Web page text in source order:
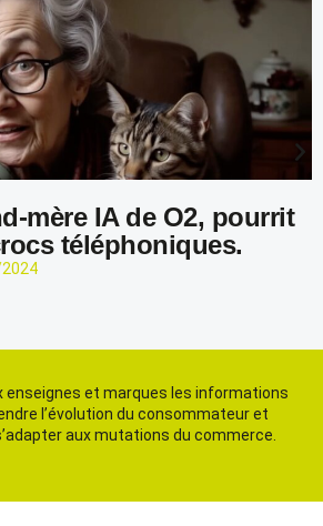
mère IA de O2, pourrit
téléphoniques.
enseignes et marques les informations
l’évolution du consommateur et
aux mutations du commerce.